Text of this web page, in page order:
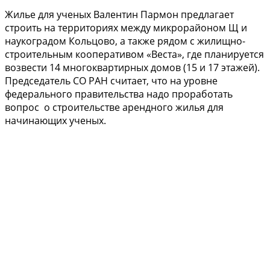
Жилье для ученых Валентин Пармон предлагает
строить на территориях между микрорайоном Щ и
наукоградом Кольцово, а также рядом с жилищно-
строительным кооперативом «Веста», где планируется
возвести 14 многоквартирных домов (15 и 17 этажей).
Председатель СО РАН считает, что на уровне
федерального правительства надо проработать
вопрос о строительстве арендного жилья для
начинающих ученых.